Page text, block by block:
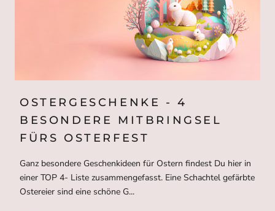
OSTERGESCHENKE - 4
BESONDERE MITBRINGSEL
FÜRS OSTERFEST
Ganz besondere Geschenkideen für Ostern findest Du hier in
einer TOP 4- Liste zusammengefasst. Eine Schachtel gefärbte
Ostereier sind eine schöne G...